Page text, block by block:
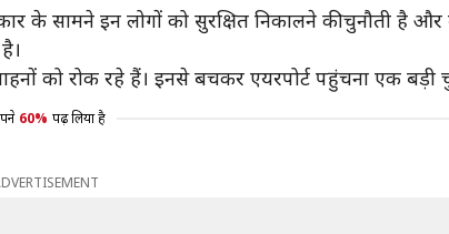
के सामने इन लोगों को सुरक्षित निकालने की चुनौती है
को रोक रहे हैं। इनसे बचकर एयरपोर्ट पहुंचना एक बड़ी
60% पढ़ लिया है